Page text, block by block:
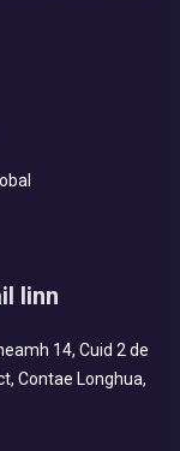
linn
14, Cuid 2 de
Contae Longhua,